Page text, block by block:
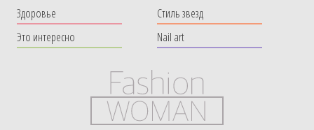
Здоровье
Это интересно
Стиль звезд
Nail art